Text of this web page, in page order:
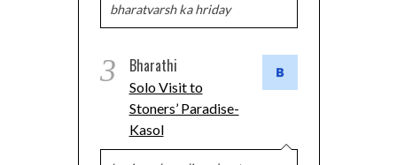
bharatvarsh ka hriday
3 Bharathi
Solo Visit to
Stoners’ Paradise-
Kasol